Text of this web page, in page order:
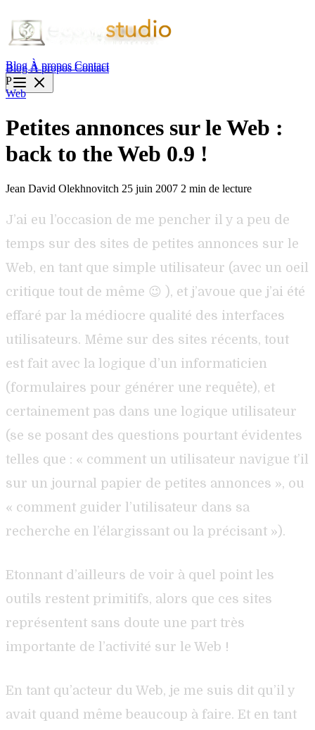
Blog À propos Contact
BlogÀ proposContact
P
Web
Petites annonces sur le Web :
back to the Web 0.9 !
Jean David Olekhnovitch 25 juin 2007 2 min de lecture
J’ai eu l’occasion de me pencher il y a peu de
temps sur des sites de petites annonces sur le
Web, en tant que simple utilisateur (avec un oeil
critique tout de même 😉 ), et j’avoue que j’ai été
effaré par la médiocre qualité des interfaces
utilisateurs. Même sur des sites récents, tout
est fait avec la logique d’un informaticien
(formulaires pour générer une requête), et
certainement pas dans une logique utilisateur
(se se posant des questions pourtant évidentes
telles que : « comment un utilisateur navigue t’il
sur un journal papier de petites annonces », ou
« comment guider l’utilisateur dans sa
recherche en l’élargissant ou la précisant »).
Etonnant d’ailleurs de voir à quel point les
outils restent primitifs, alors que ces sites
représentent sans doute une part très
importante de l’activité sur le Web !
En tant qu’acteur du Web, je me suis dit qu’il y
avait quand même beaucoup à faire. Et en tant